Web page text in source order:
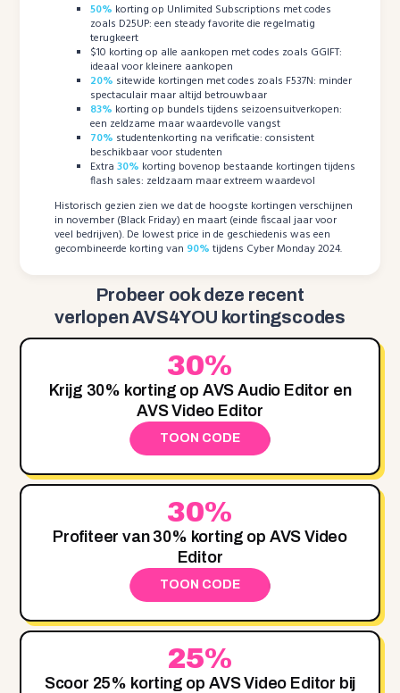
50% korting op Unlimited Subscriptions met codes
zoals D25UP: een steady favorite die regelmatig
terugkeert
$10 korting op alle aankopen met codes zoals GGIFT:
ideaal voor kleinere aankopen
20% sitewide kortingen met codes zoals F537N: minder
spectaculair maar altijd betrouwbaar
83% korting op bundels tijdens seizoensuitverkopen:
een zeldzame maar waardevolle vangst
70% studentenkorting na verificatie: consistent
beschikbaar voor studenten
Extra30% korting bovenop bestaande kortingen tijdens
flash sales: zeldzaam maar extreem waardevol
Historisch gezien zien we dat de hoogste kortingen verschijnen
in november (Black Friday) en maart (einde fiscaal jaar voor
veel bedrijven). De lowest price in de geschiedenis was een
gecombineerde korting van 90% tijdens Cyber Monday 2024.
Probeer ook deze recent
verlopen AVS4YOU kortingscodes
30%
Krijg 30% korting op AVS Audio Editor en
AVS Video Editor
TOON CODE
30%
Profiteer van 30% korting op AVS Video
Editor
TOON CODE
25%
Scoor 25% korting op AVS Video Editor bij